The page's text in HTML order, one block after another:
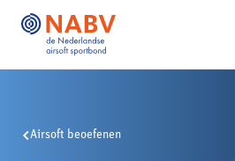
Airsoft beoefenen